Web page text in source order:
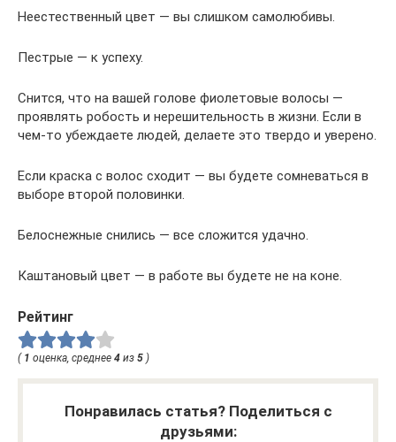
Неестественный цвет — вы слишком самолюбивы.
Пестрые — к успеху.
Снится, что на вашей голове фиолетовые волосы —
проявлять робость и нерешительность в жизни. Если в
чем-то убеждаете людей, делаете это твердо и уверено.
Если краска с волос сходит — вы будете сомневаться в
выборе второй половинки.
Белоснежные снились — все сложится удачно.
Каштановый цвет — в работе вы будете не на коне.
Рейтинг
( 1 оценка, среднее 4 из 5 )
Понравилась статья? Поделиться с
друзьями: